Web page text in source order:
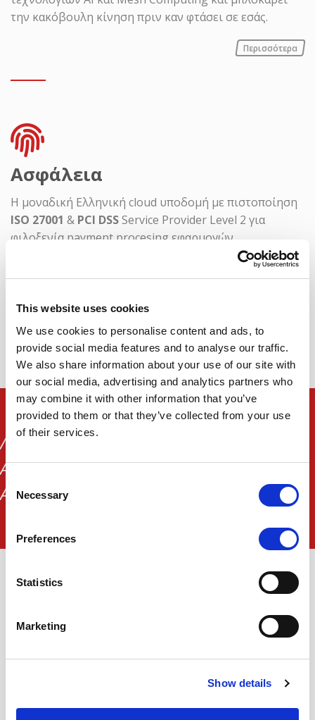
This website uses cookies
We use cookies to personalise content and ads, to
provide social media features and to analyse our traffic.
We also share information about your use of our site with
our social media, advertising and analytics partners who
may combine it with other information that you’ve
provided to them or that they’ve collected from your use
of their services.
Selection
Necessary
Preferences
Statistics
Marketing
Show details
την κακόβουλη κίνηση πριν καν φτάσει σε εσάς.
Περισσότερα
Ασφάλεια
Η μοναδική Ελληνική cloud υποδομή με πιστοποίηση
ISO 27001 & PCI DSSService Provider Level 2 για
φιλοξενία payment procesing εφαρμογών.
Περισσότερα
ΛΥΣΕΙΣ ΠΟΥ ΘΑ ΣΑΣ ΔΩΣΟΥΝ ΤΗΝ
ΑΠΑΙΤΟΥΜΕΝΗ ΔΙΑΘΕΣΙΜΟΤΗΤΑ &
ΑΞΙΟΠΙΣΤΙΑ
Onsite & Offsite Backups
πως δε θα χάσετε τα δεδομένα σας ό,τι και να γίνει.